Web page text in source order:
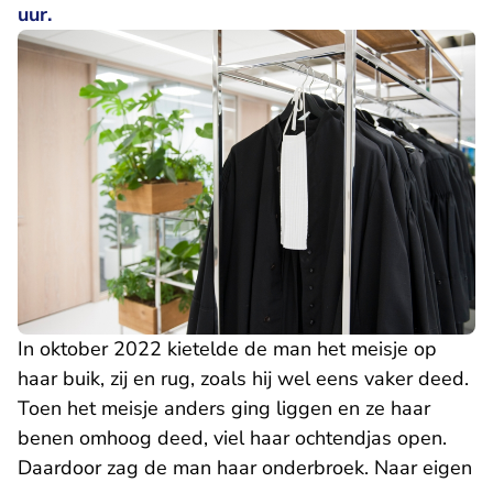
uur.
In oktober 2022 kietelde de man het meisje op
haar buik, zij en rug, zoals hij wel eens vaker deed.
Toen het meisje anders ging liggen en ze haar
benen omhoog deed, viel haar ochtendjas open.
Daardoor zag de man haar onderbroek. Naar eigen